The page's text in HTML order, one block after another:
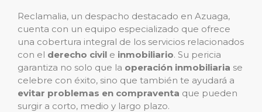
Reclamalia, un despacho destacado en Azuaga,
cuenta con un equipo especializado que ofrece
una cobertura integral de los servicios relacionados
con el derecho civil e inmobiliario. Su pericia
garantiza no solo que la operación inmobiliaria se
celebre con éxito, sino que también te ayudará a
evitar problemas en compraventa que pueden
surgir a corto, medio y largo plazo.